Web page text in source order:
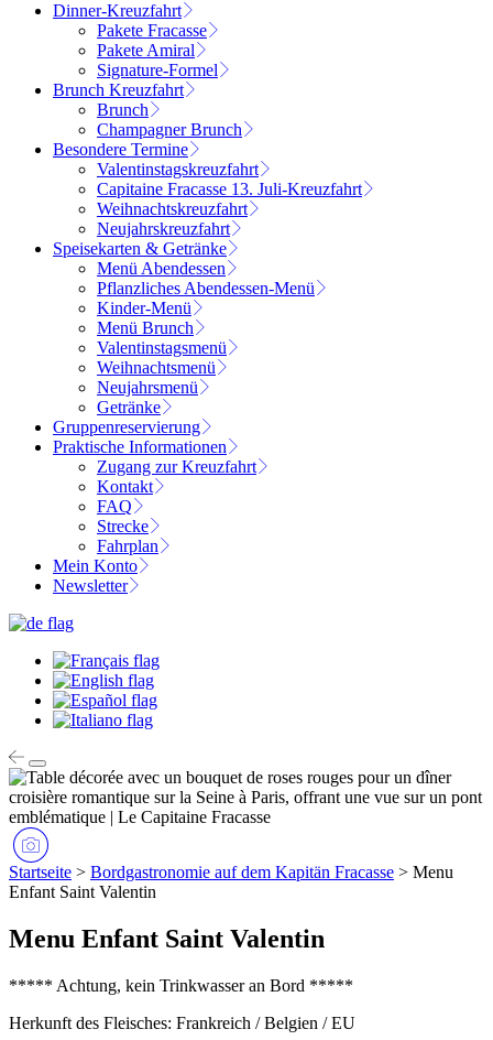
Dinner-Kreuzfahrt
Pakete Fracasse
Pakete Amiral
Signature-Formel
Brunch Kreuzfahrt
Brunch
Champagner Brunch
Besondere Termine
Valentinstagskreuzfahrt
Capitaine Fracasse 13. Juli-Kreuzfahrt
Weihnachtskreuzfahrt
Neujahrskreuzfahrt
Speisekarten & Getränke
Menü Abendessen
Pflanzliches Abendessen-Menü
Kinder-Menü
Menü Brunch
Valentinstagsmenü
Weihnachtsmenü
Neujahrsmenü
Getränke
Gruppenreservierung
Praktische Informationen
Zugang zur Kreuzfahrt
Kontakt
FAQ
Strecke
Fahrplan
Mein Konto
Newsletter
Startseite > Bordgastronomie auf dem Kapitän Fracasse > Menu
Enfant Saint Valentin
Menu Enfant Saint Valentin
***** Achtung, kein Trinkwasser an Bord *****
Herkunft des Fleisches: Frankreich / Belgien / EU